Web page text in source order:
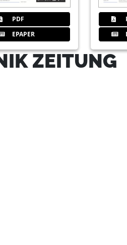
PDF
EPAPER
ZEITUNG